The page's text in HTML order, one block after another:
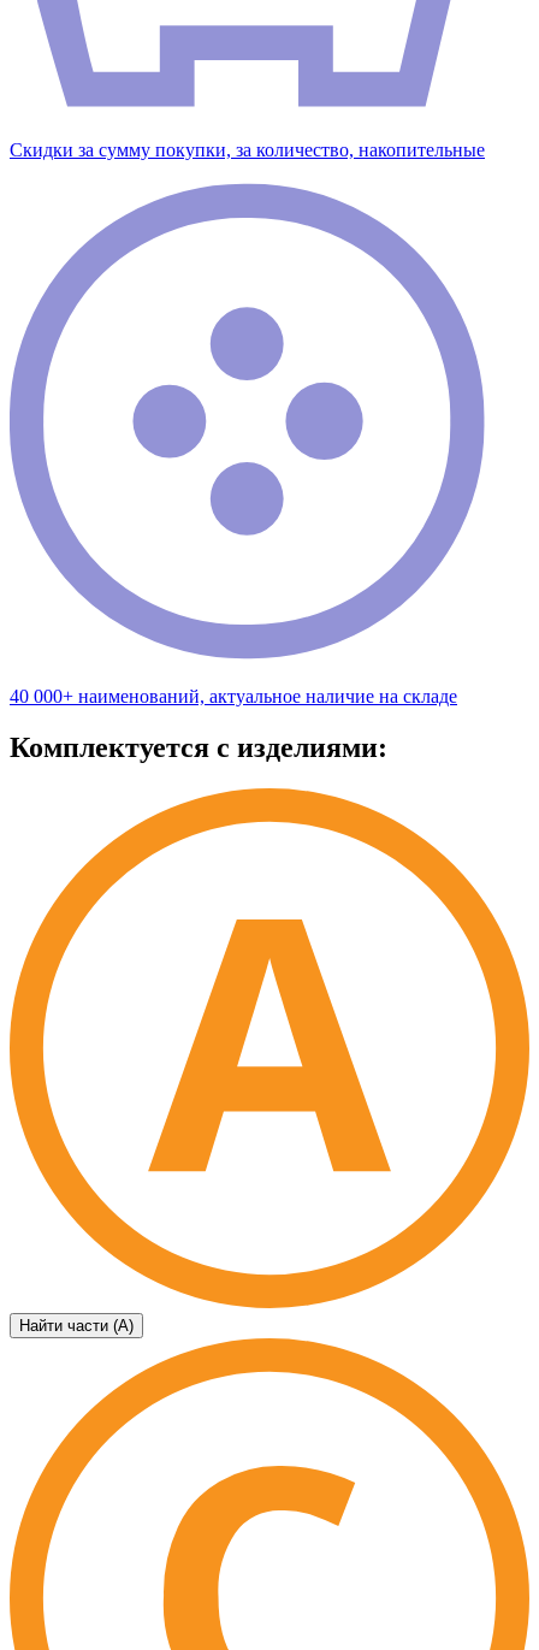
Скидки за сумму покупки, за количество, накопительные
40 000+ наименований, актуальное наличие на складе
Комплектуется с изделиями:
Найти части (А)